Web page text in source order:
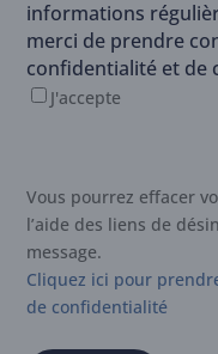
informations
merci de prendre
confidentialité et de
J'accepte
Vous pourrez effacer
l’aide des liens de
message.
Cliquez ici pour
de confidentialité